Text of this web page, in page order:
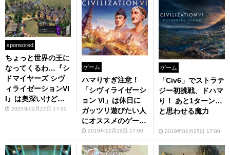
sponsored
ちょっと世界の王に
なってくるわ…『シ
ドマイヤーズ シヴ
ィライゼーションVI
I』は奥深いけど初
心者でもイケるスト
2025年02月27日 17:00
ゲーム
ハマりすぎ注意！
「シヴィライゼーシ
ョン VI」は休日に
ガッツリ遊びたい人
にオススメのゲーム
だ！2019年12月29日 17:00
ゲーム
「Civ6」でストラテ
ジー初挑戦、ドハマ
り！ あと1ターン…
と思わせる魔力
2019年02月25日 17:00